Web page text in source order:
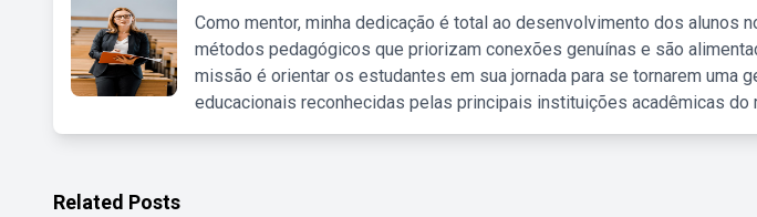
Como mentor, minha dedicação é total ao desenvolvimento dos alunos
métodos pedagógicos que priorizam conexões genuínas e são
missão é orientar os estudantes em sua jornada para se tornarem uma
educacionais reconhecidas pelas principais instituições acadêmicas do
Related Posts